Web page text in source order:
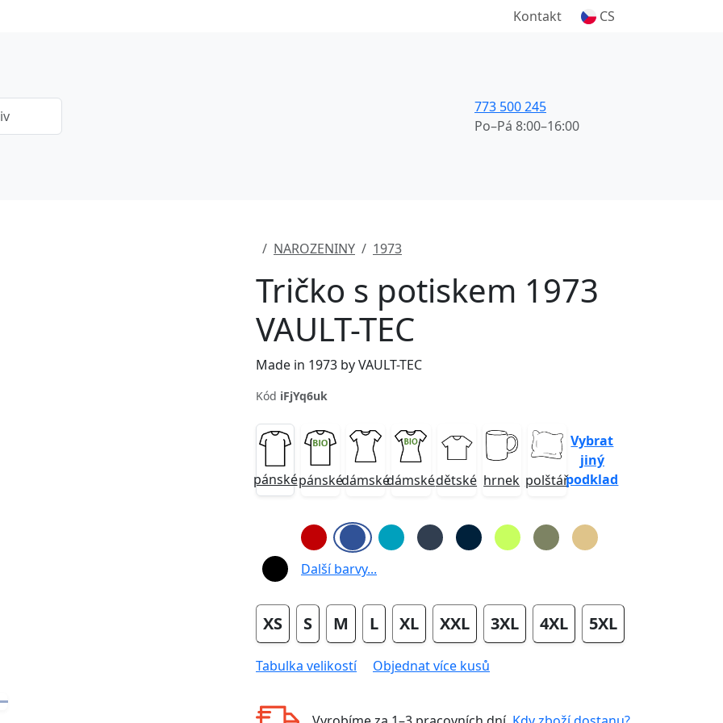
Kontakt CS
773 500 245
Po–Pá 8:00–16:00
NAROZENINY 1973
Tričko s potiskem 1973
VAULT-TEC
Made in 1973 by VAULT-TEC
Kód iFjYq6uk
pánsképánskédámskédámskédětské hrnek polštář
Vybrat
jiný
podklad
Další barvy...
XS S M L XL XXL 3XL 4XL 5XL
Tabulka velikostí Objednat více kusů